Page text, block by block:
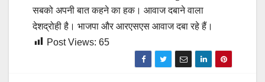
सबको अपनी बात कहने का हक। आवाज दबाने वाला
देशद्रोही है। भाजपा और आरएसएस आवाज दबा रहे हैं।
Post Views: 65